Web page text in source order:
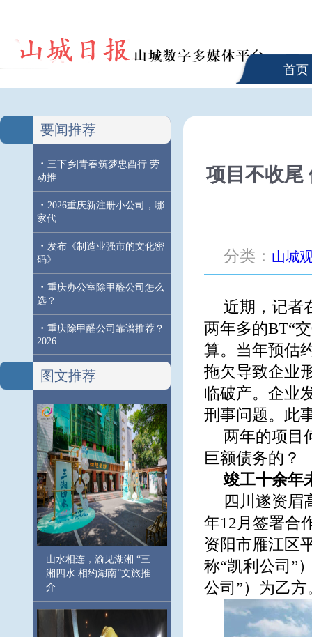
首页
要闻推荐
· 三下乡|青春筑梦忠酉行 劳
动推
· 2026重庆新注册小公司，哪
家代
· 发布《制造业强市的文化密
码》
· 重庆办公室除甲醛公司怎么
选？
· 重庆除甲醛公司靠谱推荐？
2026
图文推荐
山水相连，渝见湖湘 “三
湘四水 相约湖南”文旅推
介
项目不收
分类： 山城
近期，记者
两年多的BT“
算。当年预估
拖欠导致企业
临破产。企业
刑事问题。此
两年的项目
巨额债务的？
竣工十余年
四川遂资眉
年12月签署合
资阳市雁江区
称“凯利公司”
公司”）为乙方